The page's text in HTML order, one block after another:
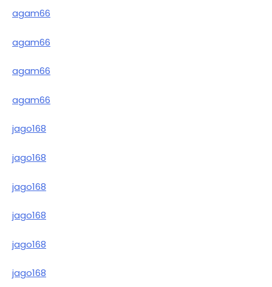
agam66
agam66
agam66
agam66
jago168
jago168
jago168
jago168
jago168
jago168